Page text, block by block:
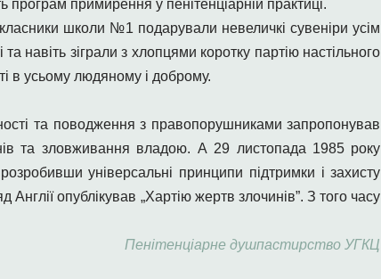
примирення у пенітенціарній практиці.
школи №1 подарували невеличкі сувеніри усім
навіть зіграли з хлопцями коротку партію настільного
в усьому людяному і доброму.
та поводження з правопорушниками запропонував
та зловживання владою. А 29 листопада 1985 року
універсальні принципи підтримки і захисту
опублікував „Хартію жертв злочинів”. З того часу
Пенітенціарне душпастирство УГКЦ